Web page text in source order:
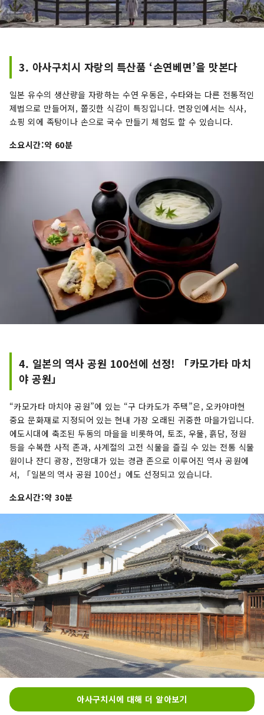
3. 아사구치시 자랑의 특산품 ‘손연베면’을 맛본다
일본 유수의 생산량을 자랑하는 수연 우동은, 수타와는 다른 전통적인
제법으로 만들어져, 쫄깃한 식감이 특징입니다. 면장인에서는 식사,
쇼핑 외에 족탕이나 손으로 국수 만들기 체험도 할 수 있습니다.
소요시간:약 60분
4. 일본의 역사 공원 100선에 선정! 「카모가타 마치
야 공원」
“카모가타 마치야 공원”에 있는 “구 다카도가 주택”은, 오카야마현
중요 문화재로 지정되어 있는 현내 가장 오래된 귀중한 마을가입니다.
에도시대에 축조된 두동의 마을을 비롯하여, 토조, 우물, 흙담, 정원
등을 수복한 사적 존과, 사계절의 고전 식물을 즐길 수 있는 전통 식물
원이나 잔디 광장, 전망대가 있는 경관 존으로 이루어진 역사 공원에
서, 「일본의 역사 공원 100선」에도 선정되고 있습니다.
소요시간:약 30분
아사구치시에 대해 더 알아보기